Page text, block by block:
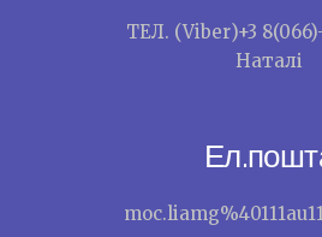
ТЕЛ. (Viber)+3
Наталі